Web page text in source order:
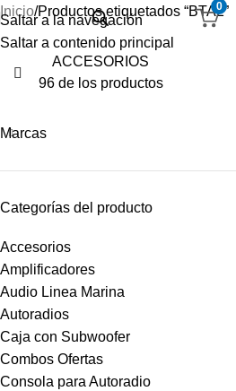
Saltar a la navegación
Saltar a contenido principal
0
Inicio Productos etiquetados “BTA2”
ACCESORIOS
96 de los productos
Marcas
Categorías del producto
Accesorios
Amplificadores
Audio Linea Marina
Autoradios
Caja con Subwoofer
Combos Ofertas
Consola para Autoradio